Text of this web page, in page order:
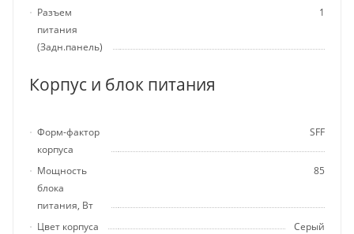
Разъем
питания
(Задн.панель)
1
Корпус и блок питания
Форм-фактор
корпуса
SFF
Мощность
блока
питания, Вт
85
Цвет корпуса
Серый